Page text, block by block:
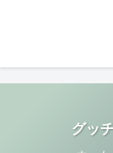
グッ